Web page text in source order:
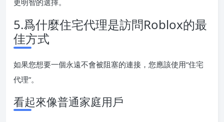
5.爲什麼住宅代理是訪問Roblox的最
佳方式
如果您想要一個永遠不會被阻塞的連接，您應該使用“住宅
代理”。
看起來像普通家庭用戶